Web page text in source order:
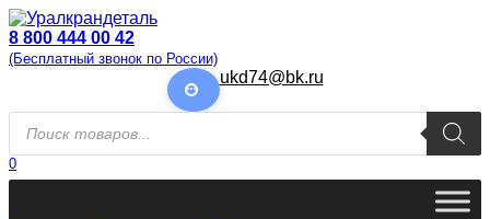
Перейти
к
содержанию
8 800 444 00 42
(Бесплатный звонок по России)
ukd74@bk.ru
Поиск
товаров
0